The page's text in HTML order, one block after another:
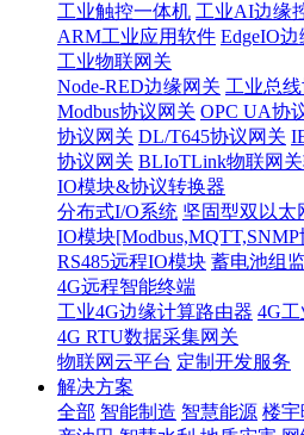
工业触控一体机 工业AI边缘
ARM工业应用软件 EdgeIO
工业物联网关
Node-RED边缘网关 工业总
Modbus协议网关 OPC UA协
协议网关 DL/T645协议网关
协议网关 BLIoTLink物联网
IO模块&协议转换器
分布式I/O系统 坚固型双以太
IO模块
RS485远程IO模块 蓄电池组
4G远程智能终端
工业4G边缘计算路由器 4G
4G RTU数据采集网关
物联网云平台 定制开发服务
解决方案
全部 智能制造 智慧能源 楼宇